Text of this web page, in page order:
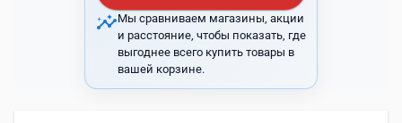
insightsМы сравниваем магазины, акции
и расстояние, чтобы показать, где
выгоднее всего купить товары в
вашей корзине.